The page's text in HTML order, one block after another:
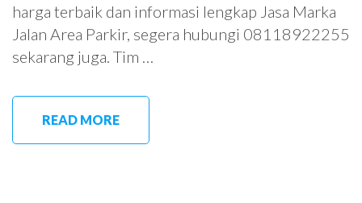
harga terbaik dan informasi lengkap Jasa Marka
Jalan Area Parkir, segera hubungi 08118922255
sekarang juga. Tim …
READ MORE